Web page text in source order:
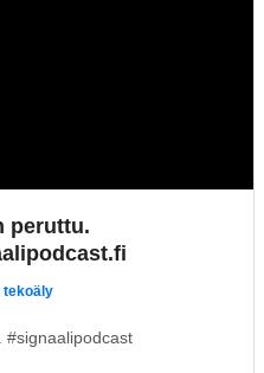
peruttu.
tekoäly
#signaalipodcast